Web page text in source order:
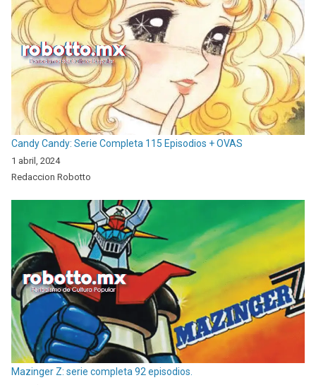
Candy Candy: Serie Completa 115 Episodios + OVAS
1 abril, 2024
Redaccion Robotto
Mazinger Z: serie completa 92 episodios.